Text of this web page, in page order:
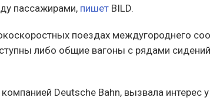
пассажирами, пишет BILD.
поездах междугороднего
либо общие вагоны с рядами
Deutsche Bahn, вызвала интерес у